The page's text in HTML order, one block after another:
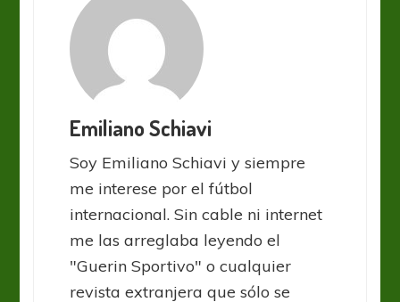
Emiliano Schiavi
Soy Emiliano Schiavi y siempre
me interese por el fútbol
internacional. Sin cable ni internet
me las arreglaba leyendo el
"Guerin Sportivo" o cualquier
revista extranjera que sólo se